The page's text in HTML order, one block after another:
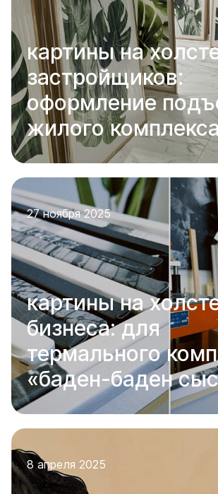
картины на
застройщиков:
оформление
жилого
27 ноября 2025
картины на
бизнеса: для
термального
«баден-баден
8 апреля 2025